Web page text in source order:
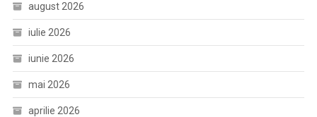
august 2026
iulie 2026
iunie 2026
mai 2026
aprilie 2026